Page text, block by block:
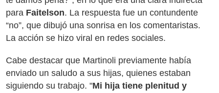
para Faitelson. La respuesta fue un contundente
“no”, que dibujó una sonrisa en los comentaristas.
La acción se hizo viral en redes sociales.
Cabe destacar que Martinoli previamente había
enviado un saludo a sus hijas, quienes estaban
siguiendo su trabajo. "Mi hija tiene plenitud y